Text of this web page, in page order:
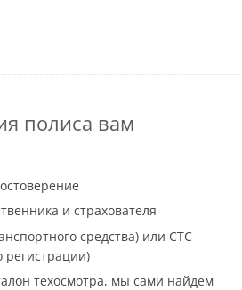
полиса вам
и страхователя
средства) или СТС
регистрации)
техосмотра, мы сами найдем